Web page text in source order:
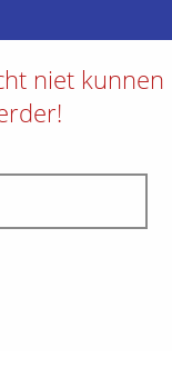
niet kunnen